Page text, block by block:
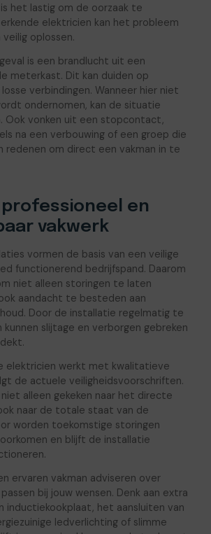
het lastig om de oorzaak te
elektricien kan het probleem
oplossen.
is een brandlucht uit een
meterkast. Dit kan duiden op
verbindingen. Wanneer hier niet
ondernomen, kan de situatie
Ook vonken uit een stopcontact,
na een verbouwing of een groep die
redenen om direct een vakman in te
professioneel en
vakwerk
vormen de basis van een veilige
functionerend bedrijfspand. Daarom
niet alleen storingen te laten
aandacht te besteden aan
Door de installatie regelmatig te
slijtage en verborgen gebreken
elektricien werkt met kwalitatieve
de actuele veiligheidsvoorschriften.
alleen gekeken naar het directe
naar de totale staat van de
worden toekomstige storingen
en blijft de installatie
ervaren vakman adviseren over
bij jouw wensen. Denk aan extra
inductiekookplaat, het aansluiten van
ledverlichting of slimme